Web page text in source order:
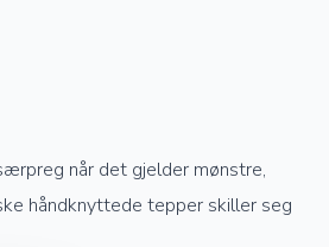
når det gjelder mønstre,
håndknyttede tepper skiller seg